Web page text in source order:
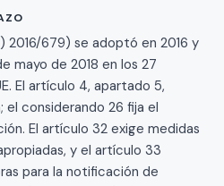
2016/679) se adoptó en 2016 y
mayo de 2018 en los 27
El artículo 4, apartado 5,
el considerando 26 fija el
El artículo 32 exige medidas
y el artículo 33
para la notificación de